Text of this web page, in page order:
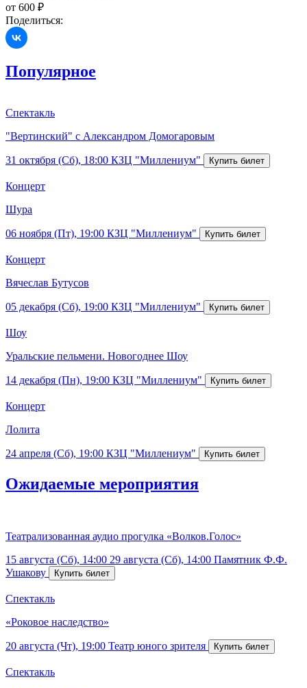
от 600 ₽
Поделиться:
Популярное
Спектакль
"Вертинский" с Александром Домогаровым
31 октября (Сб), 18:00 КЗЦ "Миллениум"
Концерт
Шура
06 ноября (Пт), 19:00 КЗЦ "Миллениум"
Концерт
Вячеслав Бутусов
05 декабря (Сб), 19:00 КЗЦ "Миллениум"
Шоу
Уральские пельмени. Новогоднее Шоу
14 декабря (Пн), 19:00 КЗЦ "Миллениум"
Концерт
Лолита
24 апреля (Сб), 19:00 КЗЦ "Миллениум"
Ожидаемые мероприятия
Театрализованная аудио прогулка «Волков.Голос»
15 августа (Сб), 14:00 29 августа (Сб), 14:00 Памятник Ф.Ф.
Ушакову
Спектакль
«Роковое наследство»
20 августа (Чт), 19:00 Театр юного зрителя
Спектакль